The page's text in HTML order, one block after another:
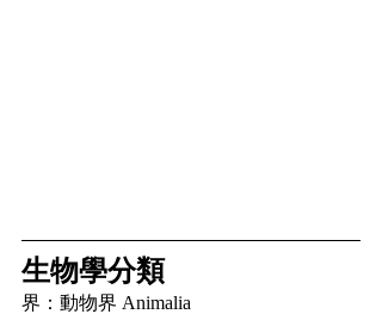
生物學分類
界：動物界 Animalia